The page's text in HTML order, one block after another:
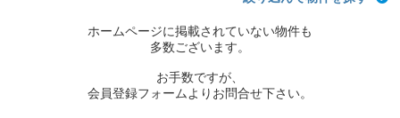
ホームページに掲載されていない物件も
多数ございます。
お手数ですが、
会員登録フォームよりお問合せ下さい。